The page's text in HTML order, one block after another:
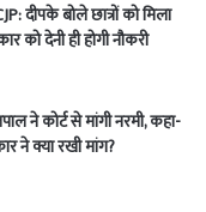
दीपके बोले छात्रों को मिला
को देनी ही होगी नौकरी
ने कोर्ट से मांगी नरमी, कहा-
ने क्या रखी मांग?